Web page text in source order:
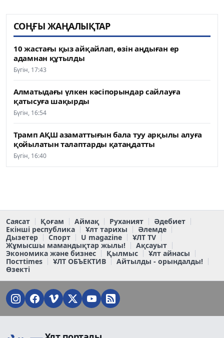
СОҢҒЫ ЖАҢАЛЫҚТАР
10 жастағы қыз айқайлап, өзін аңдыған ер
адамнан құтылды
Бүгін, 17:43
Алматыдағы үлкен кәсіпорындар сайлауға
қатысуға шақырды
Бүгін, 16:54
Трамп АҚШ азаматтығын бала туу арқылы алуға
қойылатын талаптарды қатаңдатты
Бүгін, 16:40
Саясат Қоғам Аймақ Руханият
Әдебиет
Екінші республика
Ұлт тарихы
Әлемде
Дызетер
Спорт U magazine
ҰЛТ TV
Жұмысшы мамандықтар жылы!
Ақсауыт
Экономика және бизнес
Қылмыс
Ұлт айнасы
Постtimes
ҰЛТ ОБЪЕКТИВ
Айтылды - орындалды!
Өзекті